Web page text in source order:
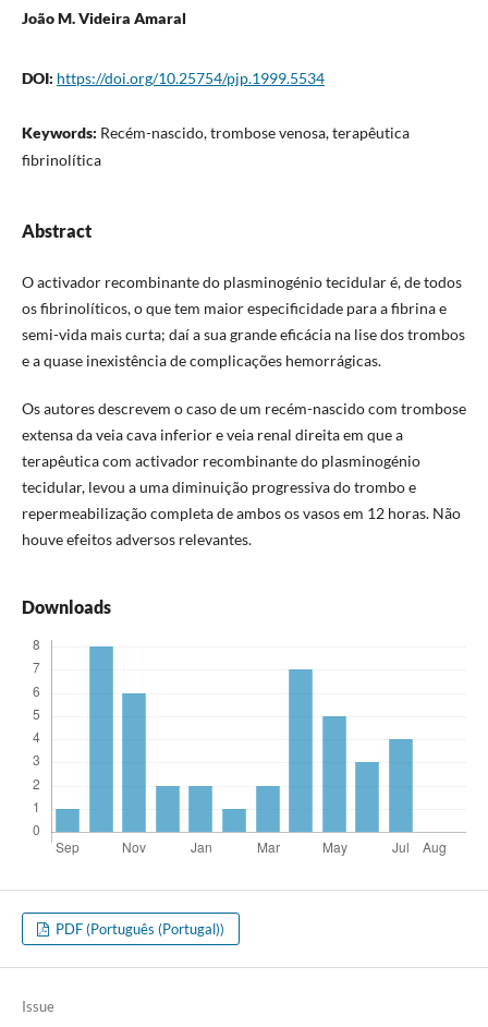
João M. Videira Amaral
DOI: https://doi.org/10.25754/pjp.1999.5534
Keywords: Recém-nascido, trombose venosa, terapêutica
fibrinolítica
Abstract
O activador recombinante do plasminogénio tecidular é, de todos
os fibrinolíticos, o que tem maior especificidade para a fibrina e
semi-vida mais curta; daí a sua grande eficácia na lise dos trombos
e a quase inexistência de complicações hemorrágicas.
Os autores descrevem o caso de um recém-nascido com trombose
extensa da veia cava inferior e veia renal direita em que a
terapêutica com activador recombinante do plasminogénio
tecidular, levou a uma diminuição progressiva do trombo e
repermeabilização completa de ambos os vasos em 12 horas. Não
houve efeitos adversos relevantes.
Downloads
PDF (Português (Portugal))
Issue